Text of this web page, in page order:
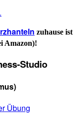
zuhause ist
Amazon)!
Studio